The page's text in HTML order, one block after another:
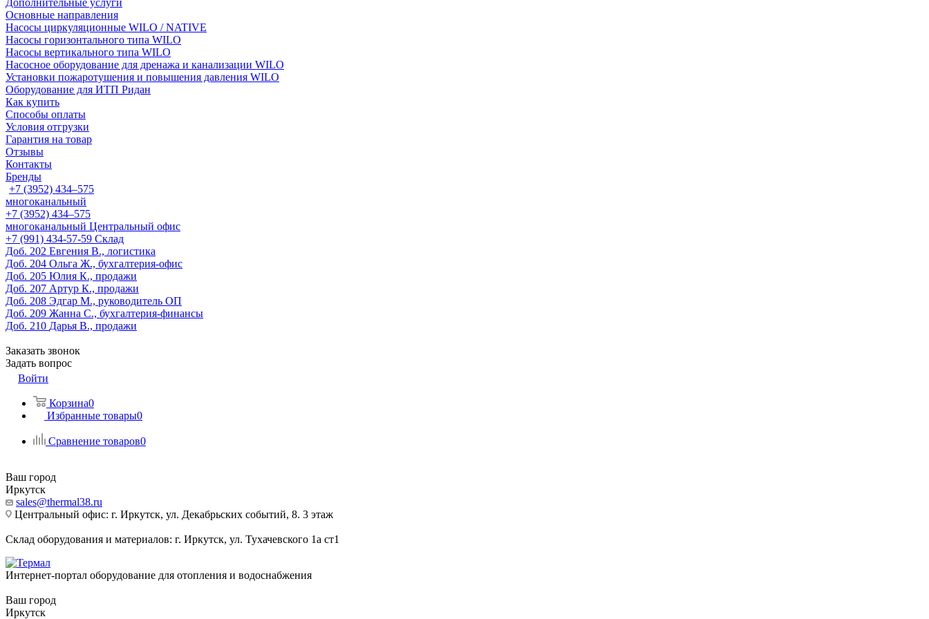
Дополнительные услуги
Основные направления
Насосы циркуляционные WILO / NATIVE
Насосы горизонтального типа WILO
Насосы вертикального типа WILO
Насосное оборудование для дренажа и канализации WILO
Установки пожаротушения и повышения давления WILO
Оборудование для ИТП Ридан
Как купить
Способы оплаты
Условия отгрузки
Гарантия на товар
Отзывы
Контакты
Бренды
+7 (3952) 434‒575
многоканальный
+7 (3952) 434‒575
многоканальный Центральный офис
‎+7 (991) 434-57-59 Склад
Доб. 202 Евгения В., логистика
Доб. 204 Ольга Ж., бухгалтерия-офис
Доб. 205 Юлия К., продажи
Доб. 207 Артур К., продажи
Доб. 208 Эдгар М., руководитель ОП
Доб. 209 Жанна С., бухгалтерия-финансы
Доб. 210 Дарья В., продажи
Заказать звонок
Задать вопрос
Войти
Корзина0
Избранные товары0
Сравнение товаров0
Ваш город
Иркутск
sales@thermal38.ru
Центральный офис: г. Иркутск, ул. Декабрьских событий, 8. 3 этаж
Склад оборудования и материалов: г. Иркутск, ул. Тухачевского 1а ст1
Интернет-портал оборудование для отопления и водоснабжения
Ваш город
Иркутск